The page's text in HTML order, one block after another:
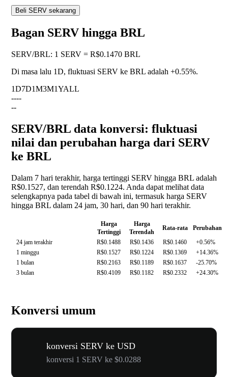
Beli SERV sekarang
Bagan SERV hingga BRL
SERV/BRL: 1 SERV = R$0.1470 BRL
Di masa lalu 1D, fluktuasi SERV ke BRL adalah +0.55%.
1D7D1M3M1YALL
----
--
SERV/BRL data konversi: fluktuasi
nilai dan perubahan harga dari SERV
ke BRL
Dalam 7 hari terakhir, harga tertinggi SERV hingga BRL adalah
R$0.1527, dan terendah R$0.1224. Anda dapat melihat data
selengkapnya pada tabel di bawah ini, termasuk harga SERV
hingga BRL dalam 24 jam, 30 hari, dan 90 hari terakhir.
Harga
Tertinggi
Harga
Terendah
Rata-rata
Perubahan
24 jam terakhir
R$0.1488 R$0.1436 R$0.1460
+0.56%
1 minggu
R$0.1527 R$0.1224 R$0.1369
+14.36%
1 bulan
R$0.2163 R$0.1189 R$0.1637
-25.70%
3 bulan
R$0.4109 R$0.1182 R$0.2332 +24.30%
Konversi umum
konversi SERV ke USD
konversi 1 SERV ke $0.0288